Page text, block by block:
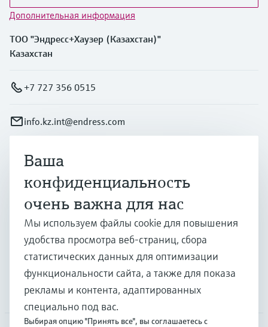
Дополнительная информация
ТОО "Эндресс+Хаузер (Казахстан)"
Казахстан
+7 727 356 0515
info.kz.int@endress.com
Продукты и услуги
Отрасли
Поддержка
Компания
Ваша
конфиденциальность
очень важна для нас
Мы используем файлы cookie для повышения
удобства просмотра веб-страниц, сбора
статистических данных для оптимизации
функциональности сайта, а также для показа
рекламы и контента, адаптированных
специально под вас.
Выбирая опцию "Принять все", вы соглашаетесь с